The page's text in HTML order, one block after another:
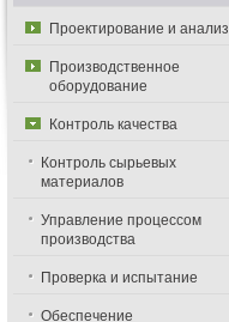
Проектирование и анализ
Производственное
оборудование
Контроль качества
Контроль сырьевых
материалов
Управление процессом
производства
Проверка и испытание
Обеспечение